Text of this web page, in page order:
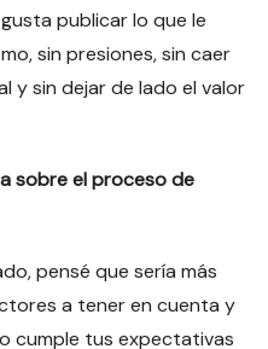
publicar lo que le
sin presiones, sin caer
y sin dejar de lado el valor
sobre el proceso de
pensé que sería más
a tener en cuenta y
cumple tus expectativas